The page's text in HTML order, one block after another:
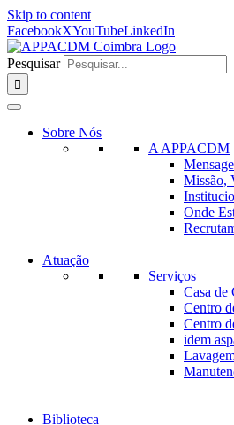
Skip to content
FacebookXYouTubeLinkedIn
Pesquisar
Sobre Nós
A APPACDM
Missão,
Onde
Atuação
Serviços
Casa de
Centro
Centro
idem
Biblioteca